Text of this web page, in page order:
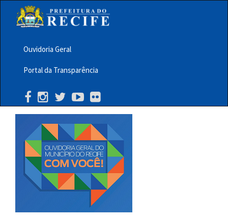
principalMenu
Barra
Topo
PCR
Ouvidoria Geral
Portal da Transparência